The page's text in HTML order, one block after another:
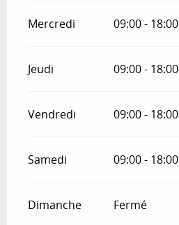
Mercredi 09:00 - 18:00
Jeudi 09:00 - 18:00
Vendredi 09:00 - 18:00
Samedi 09:00 - 18:00
Dimanche Fermé